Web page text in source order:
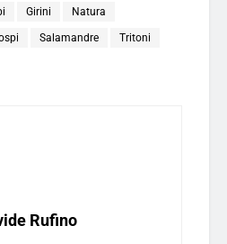
Girini Natura
Salamandre Tritoni
Rufino